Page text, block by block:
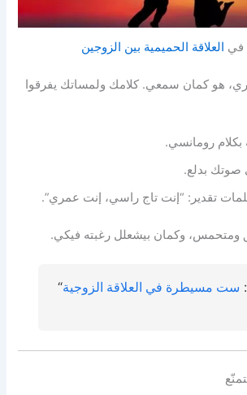
في العلاقة الحميمية بين الزوجين
هو كمان سمعي. كلامك ولمساتك يفرقوا
رومانسي.
صوتك بدلع.
تقدير: “إنت تاج راسي، إنت عمري”.
ومتحمس، وكمان بيشعلل رغبته فيكي.
ست مسيطرة في العلاقة الزوجية“